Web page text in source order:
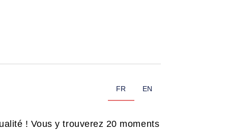
FR EN
! Vous y trouverez 20 moments